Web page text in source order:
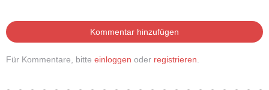
Kommentar hinzufügen
Für Kommentare, bitte einloggen oder registrieren.